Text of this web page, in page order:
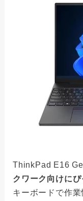
ThinkPad E16
クワーク向けにぴ
キーボードで作